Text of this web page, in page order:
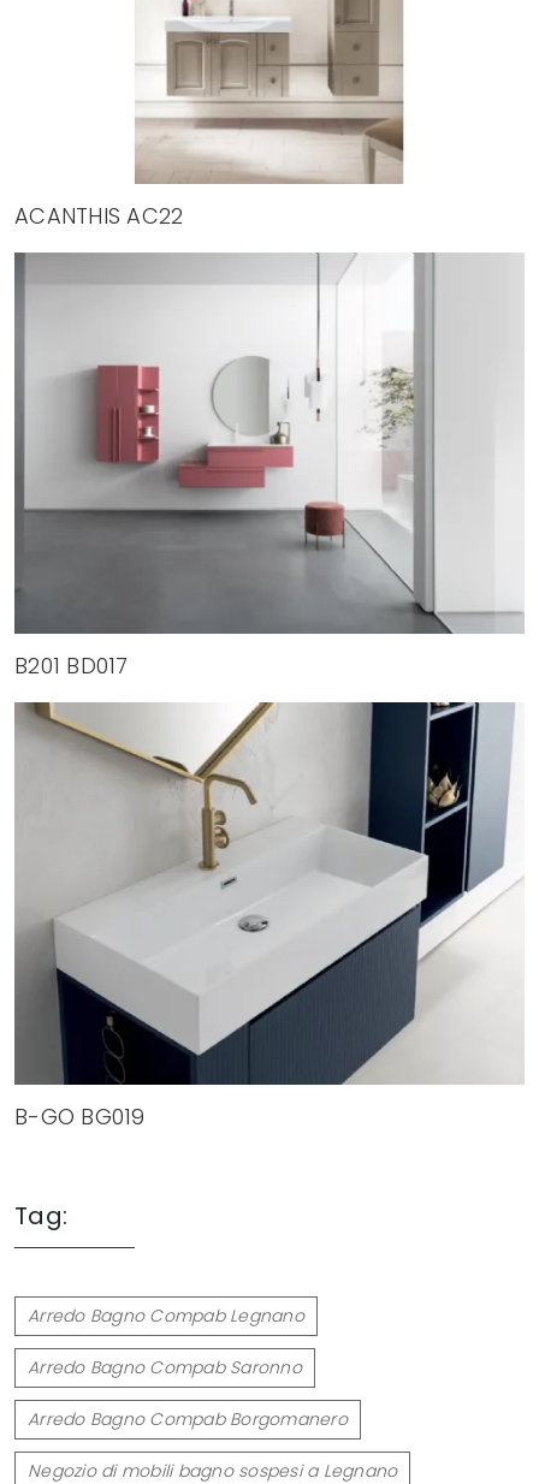
ACANTHIS AC22
B201 BD017
B-GO BG019
Tag:
Arredo Bagno Compab Legnano
Arredo Bagno Compab Saronno
Arredo Bagno Compab Borgomanero
Negozio di mobili bagno sospesi a Legnano